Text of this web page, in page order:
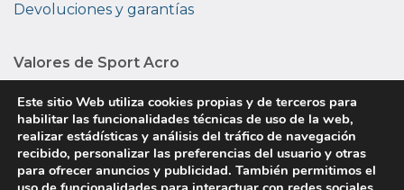
Devoluciones y garantías
Valores de Sport Acro
Privacidad
Sobre nosotros
Este sitio Web utiliza cookies propias y de terceros para
habilitar las funcionalidades técnicas de uso de la web,
realizar estádísticas y análisis del tráfico de navegación
recibido, personalizar las preferencias del usuario y otras
para ofrecer anuncios y publicidad. También permitimos el